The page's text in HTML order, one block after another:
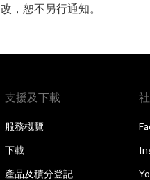
，恕不另行通知。
支援及下載
服務概覽
下載
產品及積分登記